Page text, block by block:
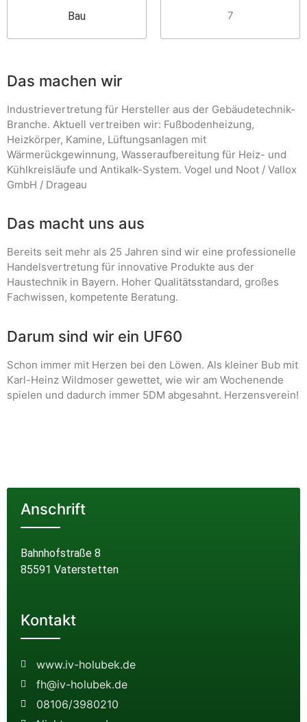
Bau 7
Das machen wir
Industrievertretung für Hersteller aus der Gebäudetechnik-
Branche. Aktuell vertreiben wir: Fußbodenheizung,
Heizkörper, Kamine, Lüftungsanlagen mit
Wärmerückgewinnung, Wasseraufbereitung für Heiz- und
Kühlkreisläufe und Antikalk-System. Vogel und Noot / Vallox
GmbH / Drageau
Das macht uns aus
Bereits seit mehr als 25 Jahren sind wir eine professionelle
Handelsvertretung für innovative Produkte aus der
Haustechnik in Bayern. Hoher Qualitätsstandard, großes
Fachwissen, kompetente Beratung.
Darum sind wir ein UF60
Schon immer mit Herzen bei den Löwen. Als kleiner Bub mit
Karl-Heinz Wildmoser gewettet, wie wir am Wochenende
spielen und dadurch immer 5DM abgesahnt. Herzensverein!
Anschrift
Bahnhofstraße 8
85591 Vaterstetten
Kontakt
www.iv-holubek.de
fh@iv-holubek.de
08106/3980210